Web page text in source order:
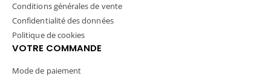
Conditions générales de vente
Confidentialité des données
Politique de cookies
VOTRE COMMANDE
Mode de paiement